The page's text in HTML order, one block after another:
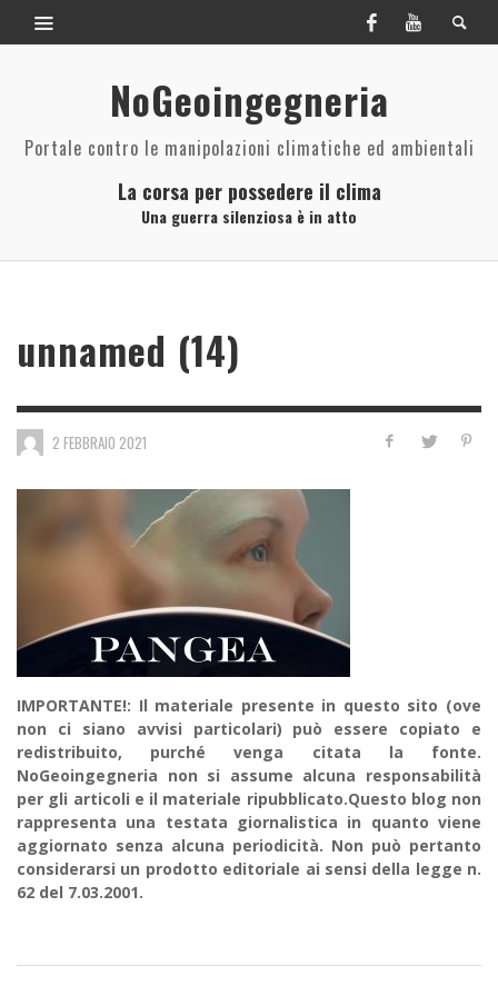
NoGeoingegneria
Portale contro le manipolazioni climatiche ed ambientali
La corsa per possedere il clima
Una guerra silenziosa è in atto
unnamed (14)
2 FEBBRAIO 2021
IMPORTANTE!: Il materiale presente in questo sito (ove
non ci siano avvisi particolari) può essere copiato e
redistribuito, purché venga citata la fonte.
NoGeoingegneria non si assume alcuna responsabilità
per gli articoli e il materiale ripubblicato.Questo blog non
rappresenta una testata giornalistica in quanto viene
aggiornato senza alcuna periodicità. Non può pertanto
considerarsi un prodotto editoriale ai sensi della legge n.
62 del 7.03.2001.